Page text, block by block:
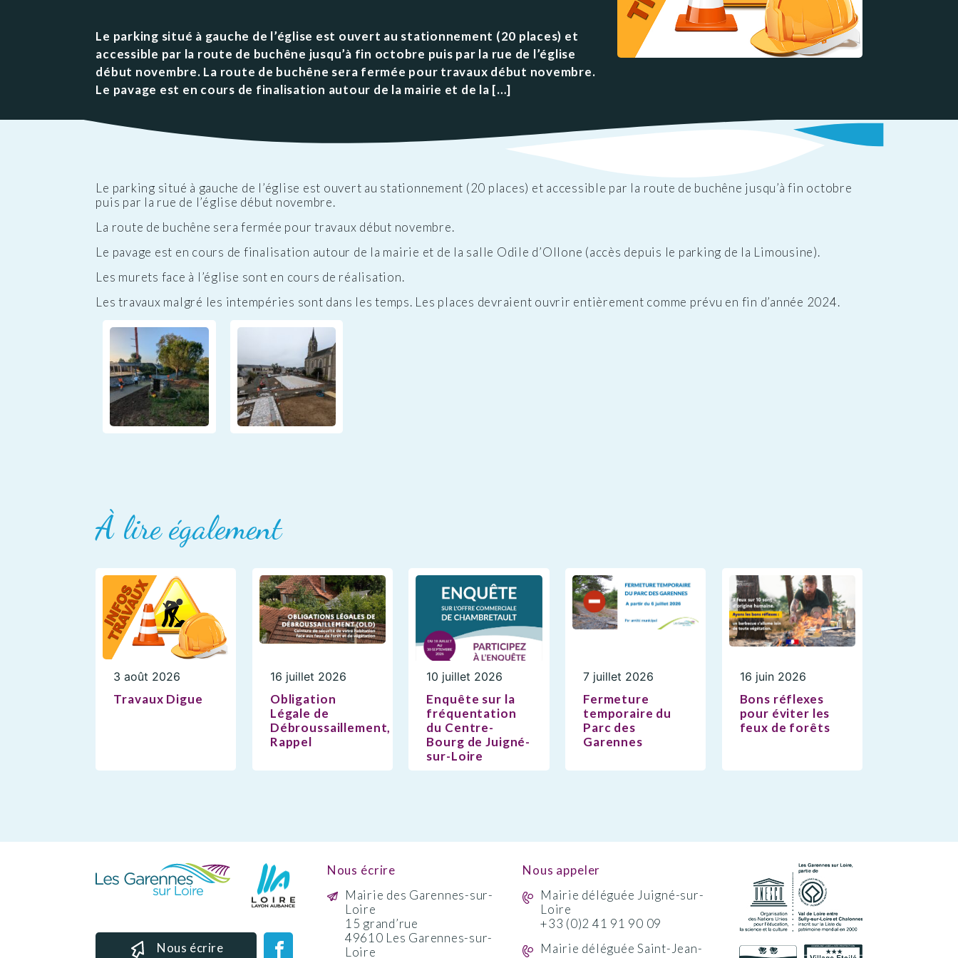
Conseil des Sages
Les projets
Publications officielles
Résidence la Perrière
(EHPAD et Résidence
autonomie)
des nuisances
Transports et
mobilité
Le vignoble
Présentation des ENS
Le parking situé à gauche de l’église est ouvert au stationnement (20 places) et
accessible par la route de buchêne jusqu’à fin octobre puis par la rue de l’église
début novembre. La route de buchêne sera fermée pour travaux début novembre.
Le pavage est en cours de finalisation autour de la mairie et de la […]
Le parking situé à gauche de l’église est ouvert au stationnement (20 places) et accessible par la route de buchêne jusqu’à fin octobre
puis par la rue de l’église début novembre.
La route de buchêne sera fermée pour travaux début novembre.
Le pavage est en cours de finalisation autour de la mairie et de la salle Odile d’Ollone (accès depuis le parking de la Limousine).
Les murets face à l’église sont en cours de réalisation.
Les travaux malgré les intempéries sont dans les temps. Les places devraient ouvrir entièrement comme prévu en fin d’année 2024.
À lire également
3 août 2026
Travaux Digue
16 juillet 2026
Obligation
Légale de
Débroussaillement,
Rappel
10 juillet 2026
Enquête sur la
fréquentation
du Centre-
Bourg de Juigné-
sur-Loire
7 juillet 2026
Fermeture
temporaire du
Parc des
Garennes
16 juin 2026
Bons réflexes
pour éviter les
feux de forêts
Nous écrire
Nous écrire
Mairie des Garennes-sur-
Loire
15 grand’rue
49610 Les Garennes-sur-
Loire
Nous appeler
Mairie déléguée Juigné-sur-
Loire
+33 (0)2 41 91 90 09
Mairie déléguée Saint-Jean-